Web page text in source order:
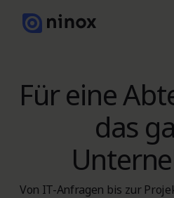
Für eine
das
Von IT-Anfragen bis zur